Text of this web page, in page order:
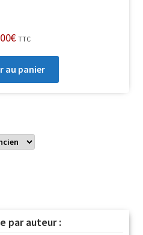
€ TTC
au panier
par auteur :